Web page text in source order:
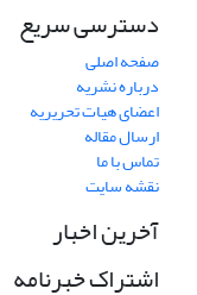
دسترسی سریع
صفحه اصلی
درباره نشریه
اعضای هیات تحریریه
ارسال مقاله
تماس با ما
نقشه سایت
آخرین اخبار
اشتراک خبرنامه